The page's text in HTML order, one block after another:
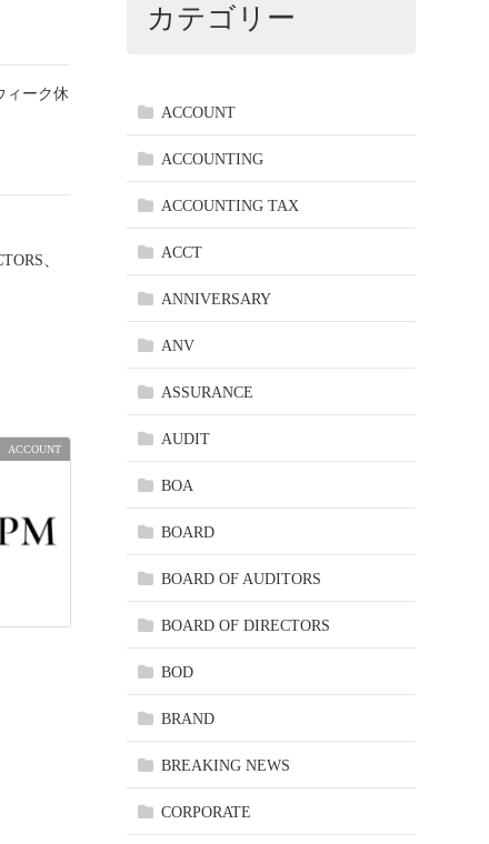
ィーク休
ACCOUNT
カテゴリー
ACCOUNT
ACCOUNTING
ACCOUNTING TAX
ACCT
ANNIVERSARY
ANV
ASSURANCE
AUDIT
BOA
BOARD
BOARD OF AUDITORS
BOARD OF DIRECTORS
BOD
BRAND
BREAKING NEWS
CORPORATE